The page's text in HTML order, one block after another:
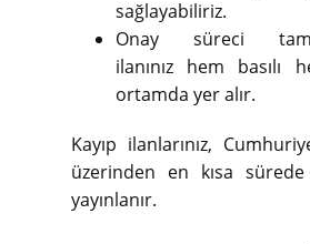
sağlayabiliriz.
Onay süreci
ilanınız hem basılı
ortamda yer alır.
Kayıp ilanlarınız,
üzerinden en kısa sürede
yayınlanır.